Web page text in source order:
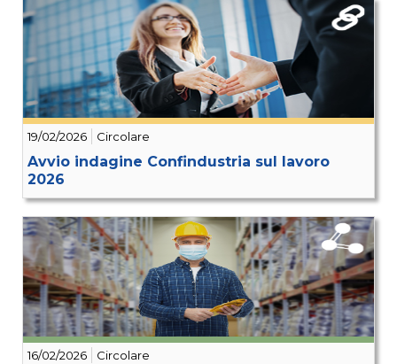
19/02/2026 Circolare
Avvio indagine Confindustria sul lavoro
2026
16/02/2026 Circolare